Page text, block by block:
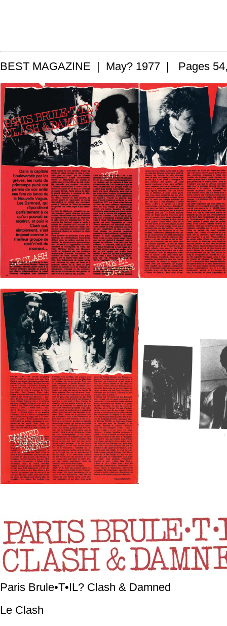
BEST MAGAZINE | May? 1977 | Pages
Paris Brule•T•IL? Clash & Damned
Le Clash